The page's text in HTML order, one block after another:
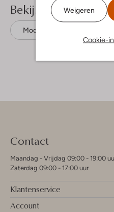
Weigeren
Cookie-
Bekijk meer
Mocassins
Contact
Maandag - Vrijdag 09:00 - 19:00
Zaterdag 09:00 - 17:00 uur
Klantenservice
Account